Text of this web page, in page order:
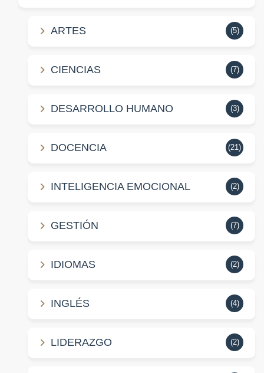
ARTES (5)
CIENCIAS (7)
DESARROLLO HUMANO (3)
DOCENCIA (21)
INTELIGENCIA EMOCIONAL (2)
GESTIÓN (7)
IDIOMAS (2)
INGLÉS (4)
LIDERAZGO (2)